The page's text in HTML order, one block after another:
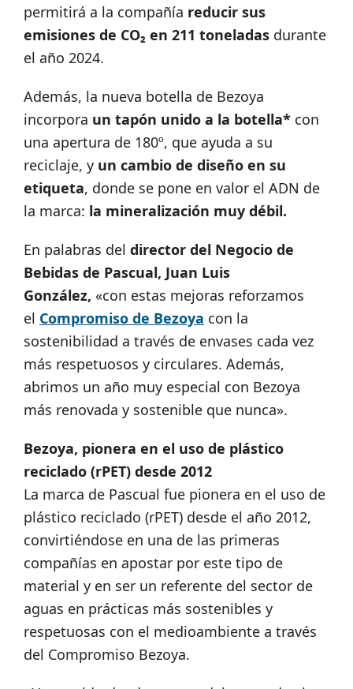
permitirá a la compañía reducir sus
emisiones de CO₂ en 211 toneladas durante
el año 2024.
Además, la nueva botella de Bezoya
incorpora un tapón unido a la botella* con
una apertura de 180º, que ayuda a su
reciclaje, y un cambio de diseño en su
etiqueta, donde se pone en valor el ADN de
la marca: la mineralización muy débil.
En palabras del director del Negocio de
Bebidas de Pascual, Juan Luis
González, «con estas mejoras reforzamos
el Compromiso de Bezoya con la
sostenibilidad a través de envases cada vez
más respetuosos y circulares. Además,
abrimos un año muy especial con Bezoya
más renovada y sostenible que nunca».
Bezoya, pionera en el uso de plástico
reciclado (rPET) desde 2012
La marca de Pascual fue pionera en el uso de
plástico reciclado (rPET) desde el año 2012,
convirtiéndose en una de las primeras
compañías en apostar por este tipo de
material y en ser un referente del sector de
aguas en prácticas más sostenibles y
respetuosas con el medioambiente a través
del Compromiso Bezoya.